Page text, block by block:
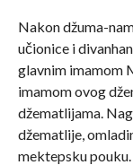
Nakon džuma-
učionice i
glavnim imamom
imamom ovog
džematlijama.
džematlije,
mektepsku pouku.